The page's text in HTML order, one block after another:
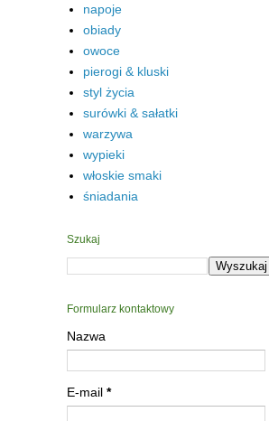
napoje
obiady
owoce
pierogi & kluski
styl życia
surówki & sałatki
warzywa
wypieki
włoskie smaki
śniadania
Szukaj
Formularz kontaktowy
Nazwa
E-mail *